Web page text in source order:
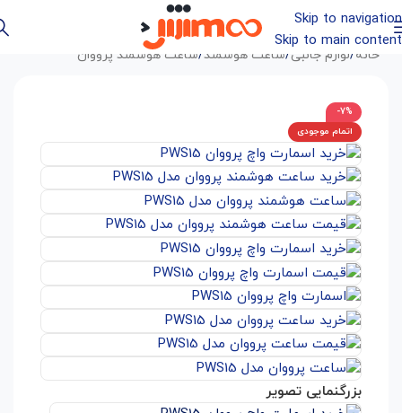
Skip to navigation
Skip to main content
خانه /لوازم جانبی/ساعت هوشمند/ساعت هوشمند پرووان
-7%
اتمام موجودی
بزرگنمایی تصویر